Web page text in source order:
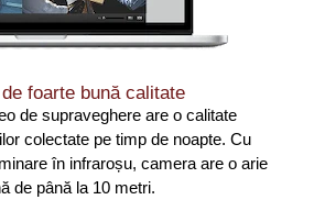
foarte bună calitate
de supraveghere are o calitate
colectate pe timp de noapte. Cu
în infraroșu, camera are o arie
de până la 10 metri.